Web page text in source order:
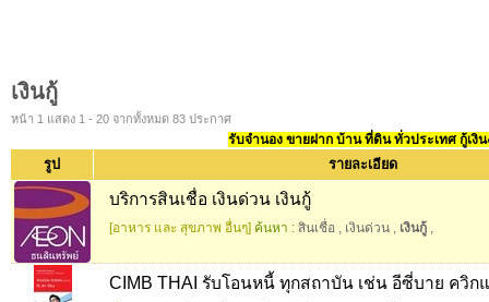
เงินกู้
หน้า 1 แสดง 1 - 20 จากทั้งหมด 83 ประกาศ
รับจำนอง ขายฝาก บ้าน ที่ดิน ทั่วประเทศ กู้เงิ
รูป รายละเอียด
บริการสินเชื่อ เงินด่วน เงินกู้
[อาหาร และ สุขภาพ อื่นๆ] ค้นหา : สินเชื่อ เงินด่วน เงินกู้
CIMB THAI รับโอนหนี้ ทุกสถาบัน เช่น อีซี่บาย ควิก